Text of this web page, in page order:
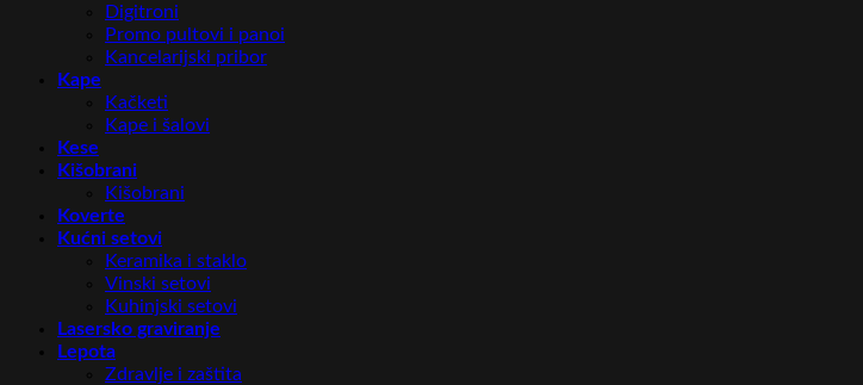
Digitroni
Promo pultovi i panoi
Kancelarijski pribor
Kape
Kačketi
Kape i šalovi
Kese
Kišobrani
Kišobrani
Koverte
Kućni setovi
Keramika i staklo
Vinski setovi
Kuhinjski setovi
Lasersko graviranje
Lepota
Zdravlje i zaštita